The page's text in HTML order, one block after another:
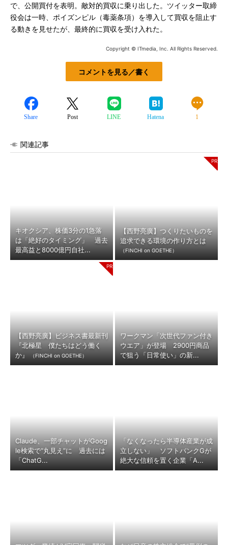
で、公開買付を表明。敵対的買収に乗り出した。ツイッター取締
役会は一時、ポイズンピル（毒薬条項）を導入して買収を阻止す
る動きを見せたが、最終的に買収を受け入れた。
Copyright © ITmedia, Inc. All Rights Reserved.
コメントを見る／書く
Share Post LINE Hatena 1
関連記事
キオクシア、株価3分の1急落
は「絶好のタイミング」 過去
最高益と8000億円自社...
【西野亮廣】つくりたいものを
追求できる環境の作り方とは
（FINCHI on GOETHE）
【西野亮廣】ビジネス書最新刊
『北極星 僕たちはどう働く
か』
（FINCHI on GOETHE）
ワークマン「次世代ファン付き
ウエア」が登場 2900円商品
で狙う「日常使い」の新...
Claude、一部チャットがGoog
le検索で“丸見え”に 過去には
「ChatG...
「なくなったら半導体産業が成
立しない」 ソフトバンクGが
絶大な信頼を置く企業「A...